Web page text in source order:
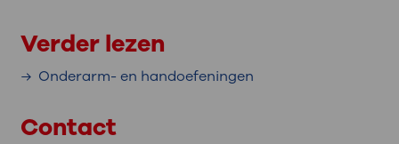
Verder lezen
Onderarm- en handoefeningen
Contact